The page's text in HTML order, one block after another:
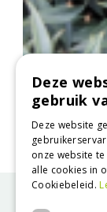
Onze
Deze
gebruik
Deze website
onze website
alle cookies in
Cookiebeleid.